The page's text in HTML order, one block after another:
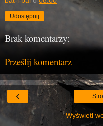
Udostępnij
Brak komentarzy:
Prześlij komentarz
‹
Wyświetl